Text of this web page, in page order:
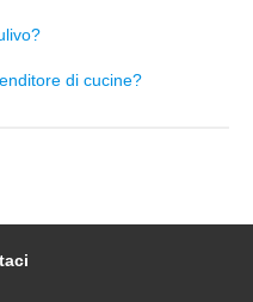
di cucine?